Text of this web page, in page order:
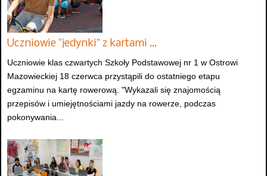
Uczniowie "jedynki" z kartami …
Uczniowie klas czwartych Szkoły Podstawowej nr 1 w Ostrowi
Mazowieckiej 18 czerwca przystąpili do ostatniego etapu
egzaminu na kartę rowerową. "Wykazali się znajomością
przepisów i umiejętnościami jazdy na rowerze, podczas
pokonywania...